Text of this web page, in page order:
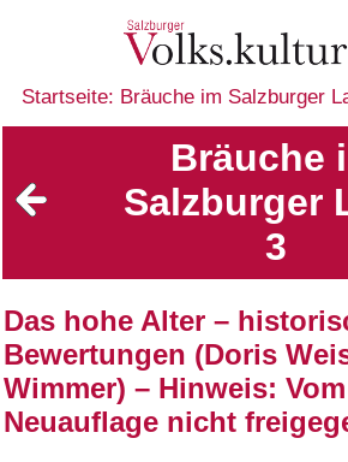
Startseite: Bräuche im Salzburger
Bräuche
Salzburger
3
Das hohe Alter –
Bewertungen (Doris
Wimmer) – Hinweis:
Neuauflage nicht